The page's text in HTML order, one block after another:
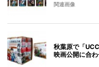
関連画像
秋葉原で「
映画公開に合わ